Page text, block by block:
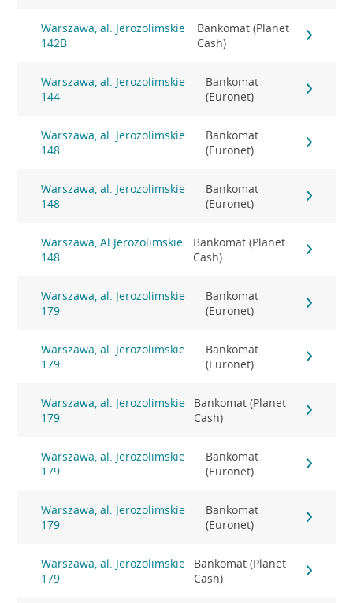
Warszawa, al. Jerozolimskie
142B
Bankomat (Planet
Cash)
Warszawa, al. Jerozolimskie
144
Bankomat
(Euronet)
Warszawa, al. Jerozolimskie
148
Bankomat
(Euronet)
Warszawa, al. Jerozolimskie
148
Bankomat
(Euronet)
Warszawa, Al.Jerozolimskie
148
Bankomat (Planet
Cash)
Warszawa, al. Jerozolimskie
179
Bankomat
(Euronet)
Warszawa, al. Jerozolimskie
179
Bankomat
(Euronet)
Warszawa, al. Jerozolimskie
179
Bankomat (Planet
Cash)
Warszawa, al. Jerozolimskie
179
Bankomat
(Euronet)
Warszawa, al. Jerozolimskie
179
Bankomat
(Euronet)
Warszawa, al. Jerozolimskie
179
Bankomat (Planet
Cash)